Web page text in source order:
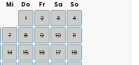
Mi Do Fr Sa
So
1
2 3 4
7 8 9 10 11
14 15 16 17 18